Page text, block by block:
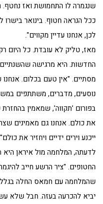
שנגמרה לו התחמושת ואז נחטף.
ככל הנראה חטוף. בינואר בישרו
לכן, אנחנו עדיין מקווים".
מאז, טליק לא עובדת. כל היום
החדשות. היא מרגישה
מסתיים. "אין טעם בכלום.
נוסעים, מדברים, משתתפים
בפורום 'תקווה', שמאמין
את כולם. אנחנו גם מאמינים
ייכנע וירים ידיים ויחזיר את
לדעתה, המלחמה מול איראן היא
החטופים. "ציר הרשע חייב
שהמלחמה עם חמאס החלה בגלל
יביא להכרעה בעזה. חבל שלא